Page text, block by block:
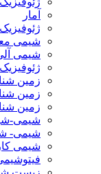
آمار
شیمی
شیمی
زمین
زمین
زمین
شیمی-
شیمی-
شیمی